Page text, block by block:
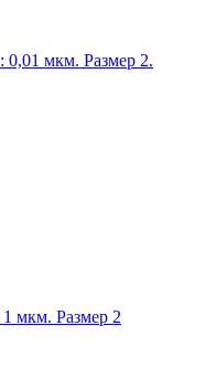
0,01 мкм. Размер 2.
мкм. Размер 2